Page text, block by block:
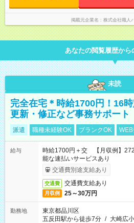
掲載元企業名 株式会社職人
あなたの閲覧履歴から
未読
完全在宅＊時給1700円！16
更新・修正など事務サポート
派遣 職種未経験OK ブランクOK
給与
時給1700円＋交 【月収例】
能な速払いサービスあり
交通費別途支給あり
交通費 交通費支給あり
月収例 25～30万円
勤務地
東京都品川区
五反田駅から徒歩7分 / 大崎広